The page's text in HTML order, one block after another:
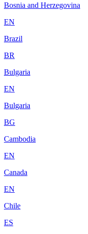
Bosnia and Herzegovina
EN
Brazil
BR
Bulgaria
EN
Bulgaria
BG
Cambodia
EN
Canada
EN
Chile
ES